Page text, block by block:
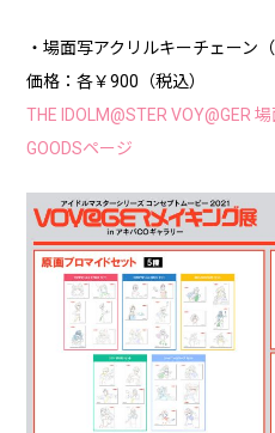
・場面写アクリルキーチェーン（
価格：各￥900（税込）
THE IDOLM@STER VOY@GER
GOODSページ